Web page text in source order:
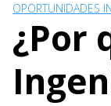
OPORTUNIDADES
¿Por